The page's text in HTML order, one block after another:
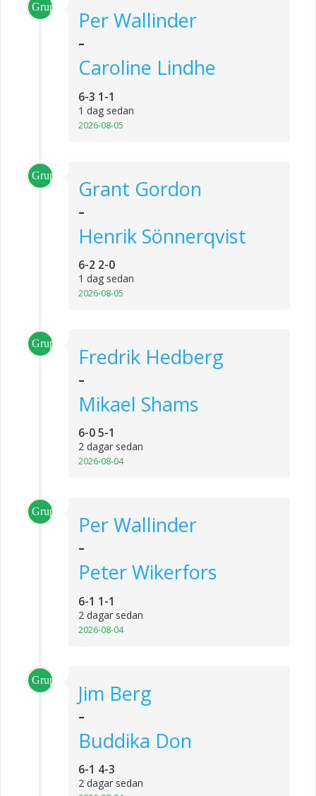
Grupp_2
Per Wallinder
-
Caroline Lindhe
6-3 1-1
1 dag sedan
2026-08-05
Grupp_1
Grant Gordon
-
Henrik Sönnerqvist
6-2 2-0
1 dag sedan
2026-08-05
Grupp_1
Fredrik Hedberg
-
Mikael Shams
6-0 5-1
2 dagar sedan
2026-08-04
Grupp_2
Per Wallinder
-
Peter Wikerfors
6-1 1-1
2 dagar sedan
2026-08-04
Grupp_3
Jim Berg
-
Buddika Don
6-1 4-3
2 dagar sedan